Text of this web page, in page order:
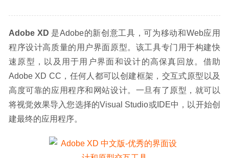
Adobe XD 是Adobe的新创意工具，可为移动和Web应用
程序设计高质量的用户界面原型。该工具专门用于构建快
速原型，以及用于用户界面和设计的高保真回放。借助
Adobe XD CC，任何人都可以创建框架，交互式原型以及
高度可靠的应用程序和网站设计。一旦有了原型，就可以
将视觉效果导入您选择的Visual Studio或IDE中，以开始创
建最终的应用程序。